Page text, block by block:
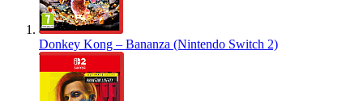
Donkey Kong – Bananza (Nintendo Switch 2)